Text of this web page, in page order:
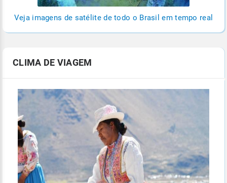
Veja imagens de satélite de todo o Brasil em tempo real
CLIMA DE VIAGEM